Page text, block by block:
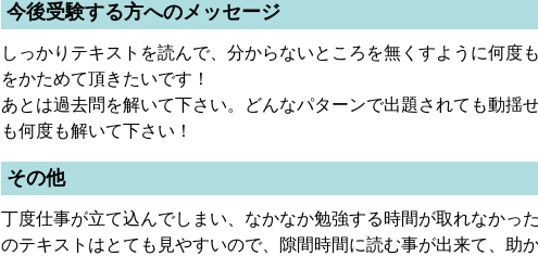
今後受験する方へのメッセージ
しっかりテキストを読んで、分からないところを無くすように何度
をかためて頂きたいです！
あとは過去問を解いて下さい。どんなパターンで出題されても動揺
も何度も解いて下さい！
その他
丁度仕事が立て込んでしまい、なかなか勉強する時間が取れなかっ
のテキストはとても見やすいので、隙間時間に読む事が出来て、助か